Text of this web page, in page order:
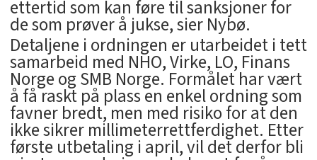
ettertid som kan føre til sanksjoner for
de som prøver å jukse, sier Nybø.
Detaljene i ordningen er utarbeidet i tett
samarbeid med NHO, Virke, LO, Finans
Norge og SMB Norge. Formålet har vært
å få raskt på plass en enkel ordning som
favner bredt, men med risiko for at den
ikke sikrer millimeterrettferdighet. Etter
første utbetaling i april, vil det derfor bli